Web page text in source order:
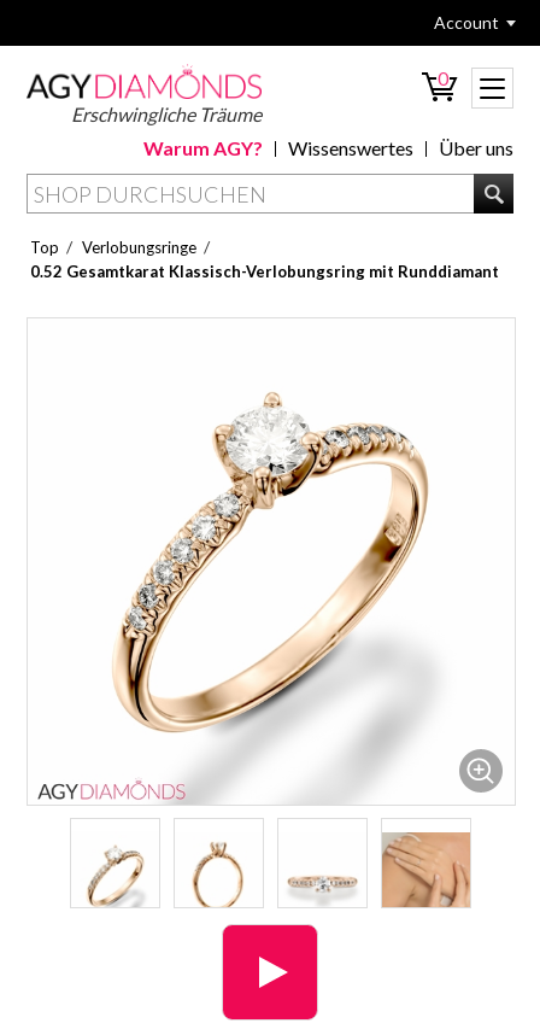
Account
Erschwingliche Träume
0
Über uns
Wissenswertes
Warum AGY?
Top / Verlobungsringe /
0.52 Gesamtkarat Klassisch-Verlobungsring mit Runddiamant